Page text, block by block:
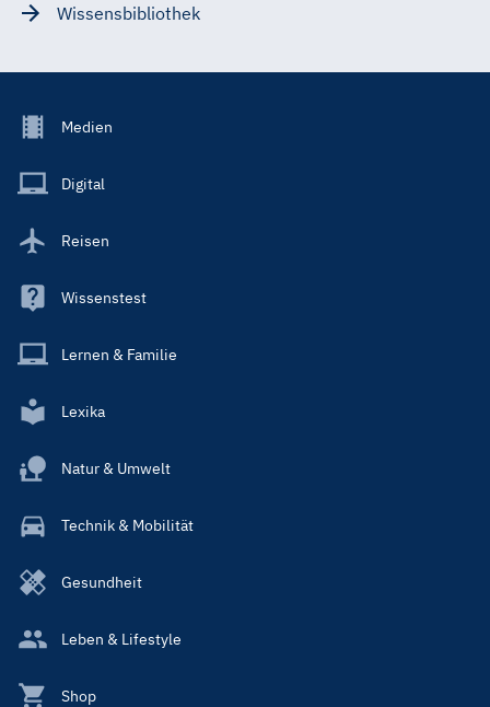
Wissensbibliothek
Footer
Main
Medien
Digital
Reisen
Wissenstest
Lernen & Familie
Lexika
Natur & Umwelt
Technik & Mobilität
Gesundheit
Leben & Lifestyle
Shop